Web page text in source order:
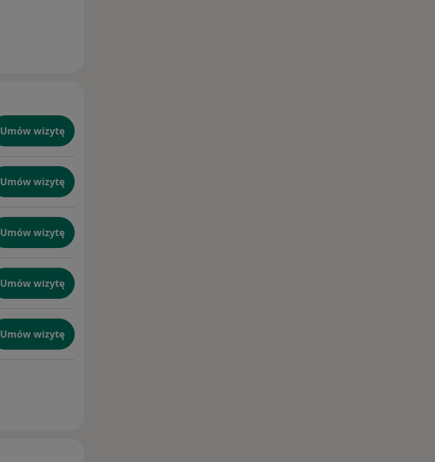
Umów wizytę
Umów wizytę
Umów wizytę
Umów wizytę
Umów wizytę